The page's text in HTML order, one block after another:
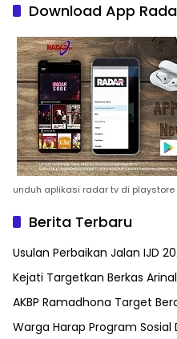
Download App
unduh aplikasi radar tv di playstore
Berita Terbaru
Usulan Perbaikan Jalan IJD
Kejati Targetkan Berkas
AKBP Ramadhona Target
Warga Harap Program Sosial